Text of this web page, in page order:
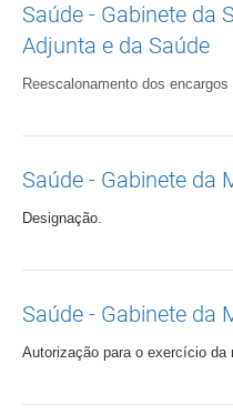
Saúde - Gabinete da
Adjunta e da Saúde
Reescalonamento dos encargos
Saúde - Gabinete da
Designação.
Saúde - Gabinete da
Autorização para o exercício da